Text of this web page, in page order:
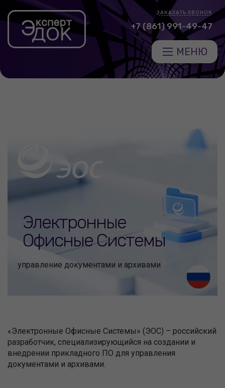
МЕНЮ
+7 (861) 991-49-47
ЗАКАЗАТЬ ЗВОНОК
Электронные
Офисные Системы
управление документами и архивами
«Электронные Офисные Системы» (ЭОС) – российский
разработчик, специализирующийся на создании и
внедрении прикладного ПО для управления
документами и архивами.